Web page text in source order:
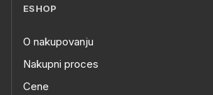
ESHOP
O nakupovanju
Nakupni proces
Cene